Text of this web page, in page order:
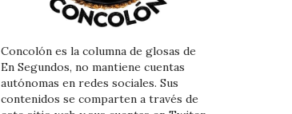
Concolón es la columna de glosas de
En Segundos, no mantiene cuentas
autónomas en redes sociales. Sus
contenidos se comparten a través de